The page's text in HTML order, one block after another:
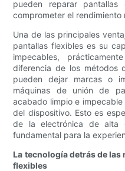
pueden reparar
comprometer el rendimiento
Una de las principales
pantallas flexibles es su
impecables,
diferencia de los métodos
pueden dejar marcas o
máquinas de unión de
acabado limpio e
del dispositivo. Esto es
de la electrónica de alta
fundamental para la
La tecnología detrás de
flexibles